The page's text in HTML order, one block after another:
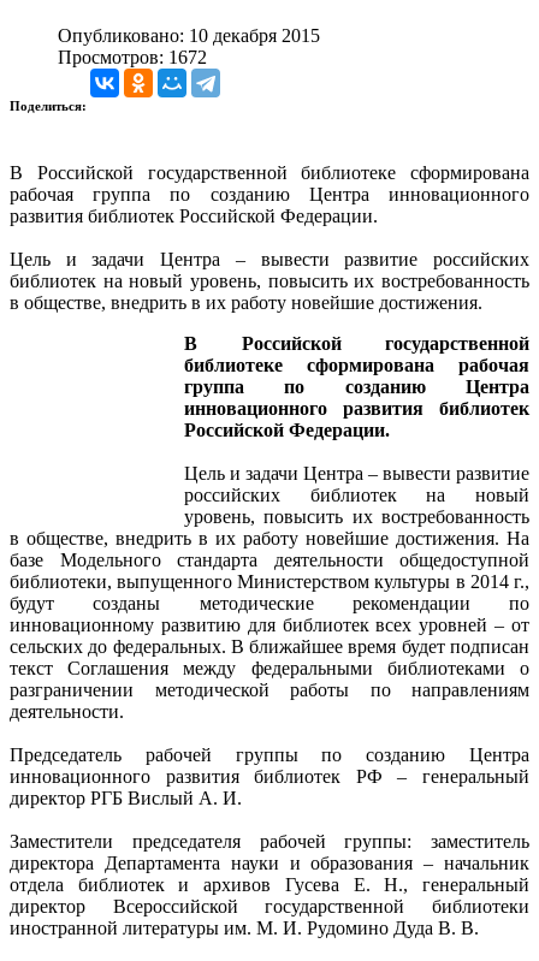
Опубликовано: 10 декабря 2015
Просмотров: 1672
Поделиться:
В Российской государственной библиотеке сформирована
рабочая группа по созданию Центра инновационного
развития библиотек Российской Федерации.
Цель и задачи Центра – вывести развитие российских
библиотек на новый уровень, повысить их востребованность
в обществе, внедрить в их работу новейшие достижения.
В Российской государственной
библиотеке сформирована рабочая
группа по созданию Центра
инновационного развития библиотек
Российской Федерации.
Цель и задачи Центра – вывести развитие
российских библиотек на новый
уровень, повысить их востребованность
в обществе, внедрить в их работу новейшие достижения. На
базе Модельного стандарта деятельности общедоступной
библиотеки, выпущенного Министерством культуры в 2014 г.,
будут созданы методические рекомендации по
инновационному развитию для библиотек всех уровней – от
сельских до федеральных. В ближайшее время будет подписан
текст Соглашения между федеральными библиотеками о
разграничении методической работы по направлениям
деятельности.
Председатель рабочей группы по созданию Центра
инновационного развития библиотек РФ – генеральный
директор РГБ Вислый А. И.
Заместители председателя рабочей группы: заместитель
директора Департамента науки и образования – начальник
отдела библиотек и архивов Гусева Е. Н., генеральный
директор Всероссийской государственной библиотеки
иностранной литературы им. М. И. Рудомино Дуда В. В.